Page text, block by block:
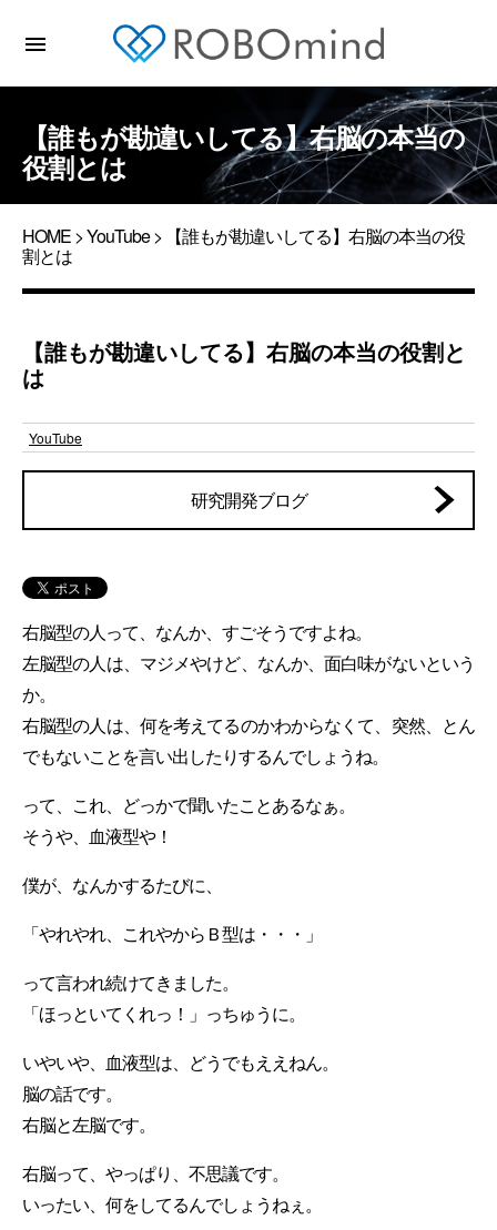
menu
【誰もが勘違いしてる】右脳の本当の
役割とは
HOME>YouTube> 【誰もが勘違いしてる】右脳の本当の役
割とは
【誰もが勘違いしてる】右脳の本当の役割と
は
YouTube
研究開発ブログ
右脳型の人って、なんか、すごそうですよね。
左脳型の人は、マジメやけど、なんか、面白味がないという
か。
右脳型の人は、何を考えてるのかわからなくて、突然、とん
でもないことを言い出したりするんでしょうね。
って、これ、どっかで聞いたことあるなぁ。
そうや、血液型や！
僕が、なんかするたびに、
「やれやれ、これやからＢ型は・・・」
って言われ続けてきました。
「ほっといてくれっ！」っちゅうに。
いやいや、血液型は、どうでもええねん。
脳の話です。
右脳と左脳です。
右脳って、やっぱり、不思議です。
いったい、何をしてるんでしょうねぇ。